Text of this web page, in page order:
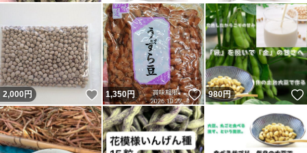
2,000円 いいね！
1,350円 いいね！
980円